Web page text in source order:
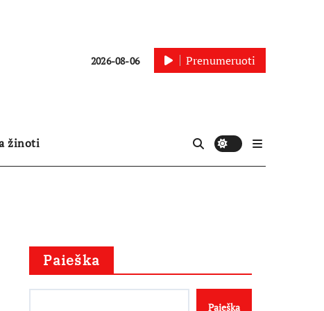
2026-08-06 Prenumeruoti
žinoti
Paieška
Paieška